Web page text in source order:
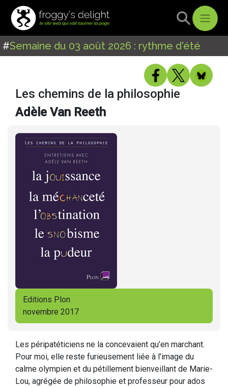
#Semaine du 03 août 2026 : rythme d'été
Les chemins de la philosophie
Adèle Van Reeth
Editions Plon
novembre 2017
Les péripatéticiens ne la concevaient qu’en marchant.
Pour moi, elle reste furieusement liée à l’image du
calme olympien et du pétillement bienveillant de Marie-
Lou, agrégée de philosophie et professeur pour ados